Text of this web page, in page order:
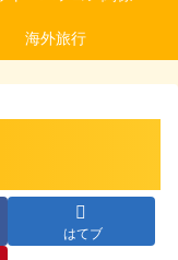
海外旅行
はてブ